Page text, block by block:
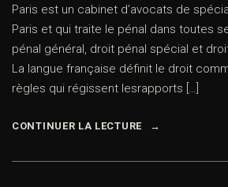
Paris est un cabinet d’avocats de
Paris et qui traite le pénal dans toutes
pénal général, droit pénal spécial et
La langue française définit le droit
règles qui régissent lesrapports […]
CONTINUER LA LECTURE